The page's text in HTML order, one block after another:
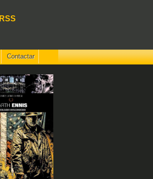
RSS
Contactar